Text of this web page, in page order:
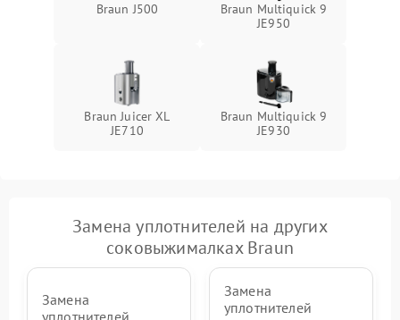
Braun J500
Braun Multiquick 9
JE950
Braun Juicer XL
JE710
Braun Multiquick 9
JE930
Замена уплотнителей на других
соковыжималках Braun
Замена
уплотнителей
Замена
уплотнителей